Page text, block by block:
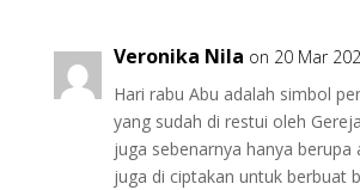
Veronika Nila on 20 Mar
Hari rabu Abu adalah simbol
yang sudah di restui oleh
juga sebenarnya hanya berupa
juga di ciptakan untuk berbuat